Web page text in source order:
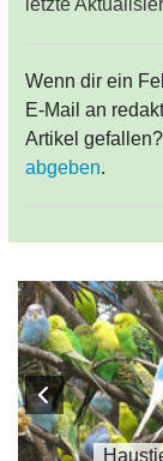
Wenn dir ein
E-Mail an
Artikel
abgeben.